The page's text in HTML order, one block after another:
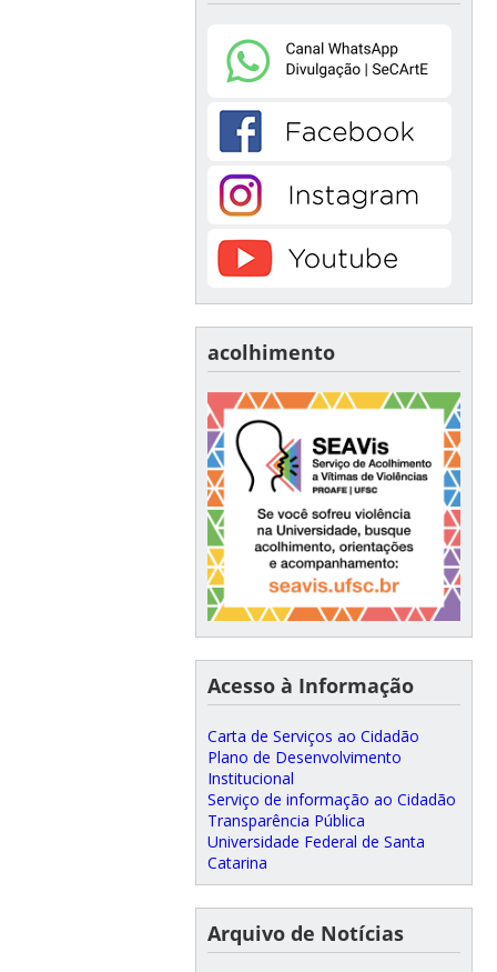
acolhimento
Acesso à Informação
Carta de Serviços ao Cidadão
Plano de Desenvolvimento
Institucional
Serviço de informação ao Cidadão
Transparência Pública
Universidade Federal de Santa
Catarina
Arquivo de Notícias